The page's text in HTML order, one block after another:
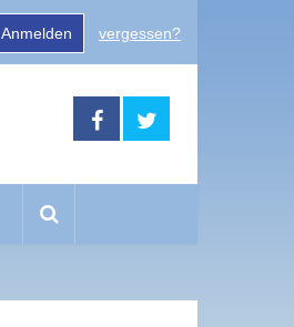
Anmelden vergessen?